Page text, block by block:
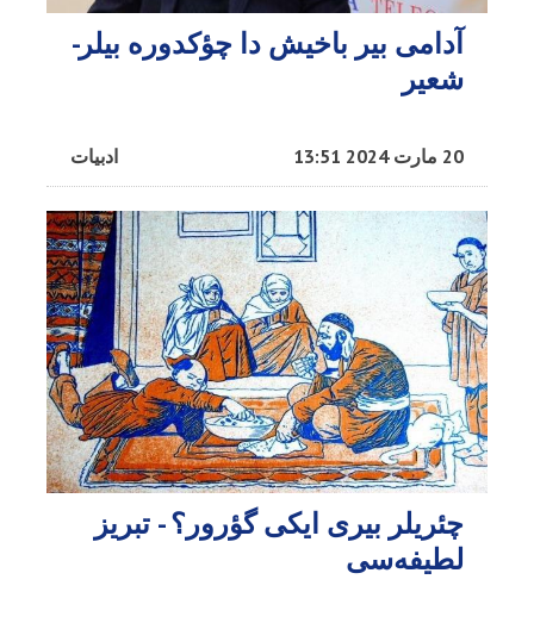
آدامی بیر باخیش دا چؤکدوره بیلر-
شعیر
ادبیات 20 مارت 2024 13:51
چئریلر بیری ایکی گؤرور؟ - تبریز
لطیفه‌سی